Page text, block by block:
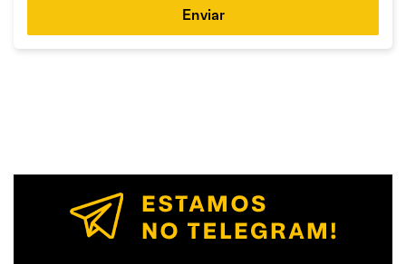
Enviar